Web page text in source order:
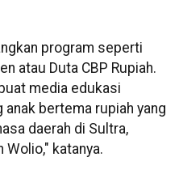
program seperti
atau Duta CBP Rupiah.
media edukasi
bertema rupiah yang
daerah di Sultra,
Wolio," katanya.